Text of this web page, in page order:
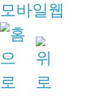
모바일웹